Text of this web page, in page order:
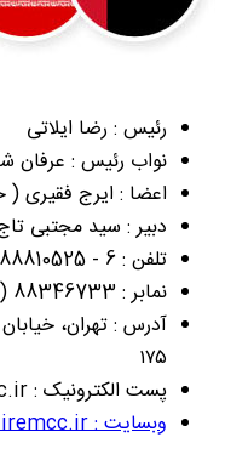
رئیس : رضا ایلاتی
نواب رئیس : عرفان
اعضا : ایرج فقیری (
دبیر : سید مجتبی
تلفن : 6 - 88810525 (021)
نمابر : 88346733 (021)
آدرس : تهران،
۱۷۵
پست الکترونیک : info@iremcc.ir
وبسایت : http://www.iremcc.ir